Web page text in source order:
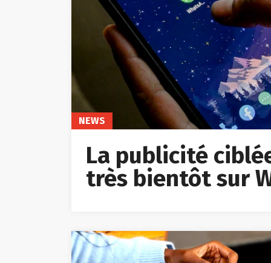
NEWS
La publicité
très bientôt sur